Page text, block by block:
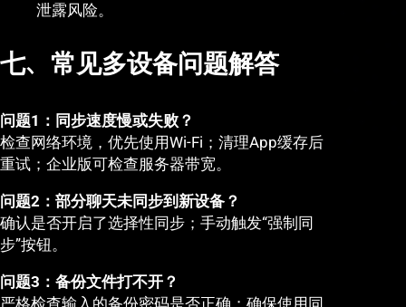
泄露风险。
七、常见多设备问题解答
问题1：同步速度慢或失败？
检查网络环境，优先使用Wi-Fi；清理App缓存后
重试；企业版可检查服务器带宽。
问题2：部分聊天未同步到新设备？
确认是否开启了选择性同步；手动触发“强制同
步”按钮。
问题3：备份文件打不开？